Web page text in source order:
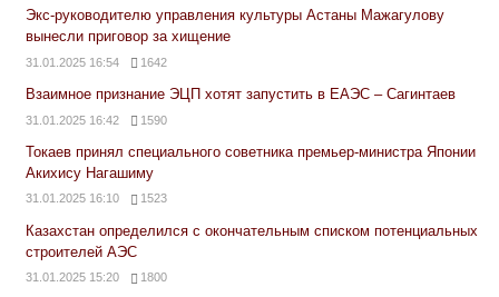
Экс-руководителю управления культуры Астаны Мажагулову
вынесли приговор за хищение
31.01.2025 16:54 1642
Взаимное признание ЭЦП хотят запустить в ЕАЭС – Сагинтаев
31.01.2025 16:42 1590
Токаев принял специального советника премьер-министра Японии
Акихису Нагашиму
31.01.2025 16:10 1523
Казахстан определился с окончательным списком потенциальных
строителей АЭС
31.01.2025 15:20 1800